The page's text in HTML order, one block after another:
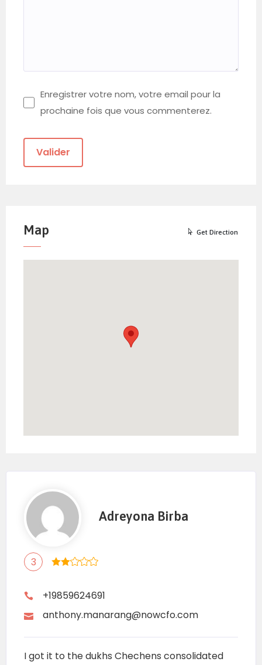
Enregistrer votre nom, votre email pour la
prochaine fois que vous commenterez.
Map Get Direction
Adreyona Birba
3
+19859624691
anthony.manarang@nowcfo.com
I got it to the dukhs Chechens consolidated